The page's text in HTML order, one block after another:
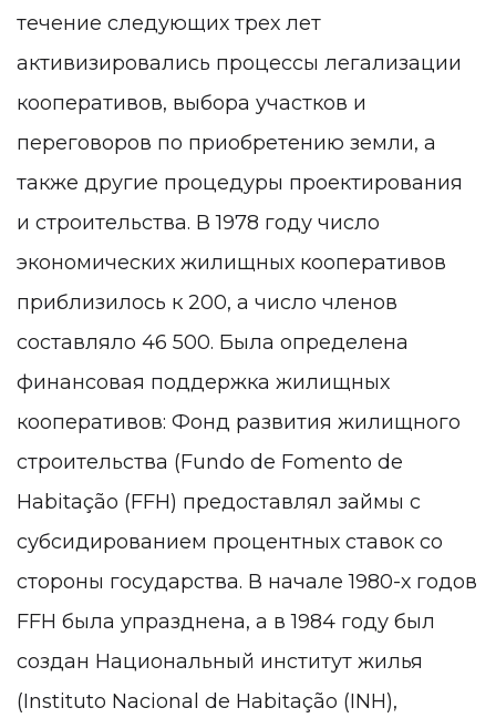
течение следующих трех лет
активизировались процессы легализации
кооперативов, выбора участков и
переговоров по приобретению земли, а
также другие процедуры проектирования
и строительства. В 1978 году число
экономических жилищных кооперативов
приблизилось к 200, а число членов
составляло 46 500. Была определена
финансовая поддержка жилищных
кооперативов: Фонд развития жилищного
строительства (Fundo de Fomento de
Habitação (FFH) предоставлял займы с
субсидированием процентных ставок со
стороны государства. В начале 1980-х годов
FFH была упразднена, а в 1984 году был
создан Национальный институт жилья
(Instituto Nacional de Habitação (INH),